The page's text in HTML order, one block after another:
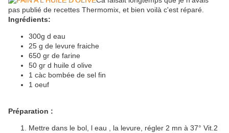
pas publié de recettes Thermomix, et bien voilà c'est réparé.
Ingrédients:
300g d eau
25 g de levure fraiche
650 gr de farine
50 gr d huile d olive
1 càc bombée de sel fin
1 oeuf
Préparation :
Mettre dans le bol, l eau , la levure, régler 2 mn à 37° Vit.2